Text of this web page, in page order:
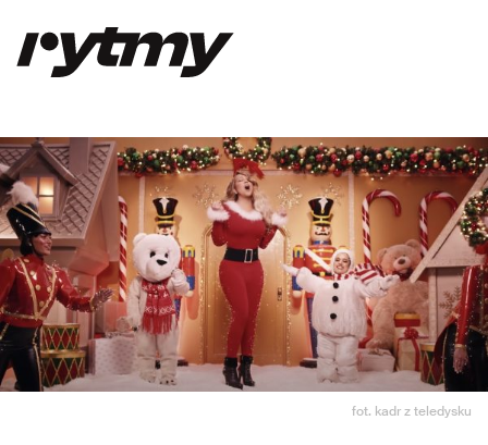
fot. kadr z teledysku